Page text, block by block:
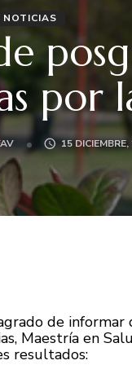
NOTICIAS
por
15
de
Maestría en
resultados: